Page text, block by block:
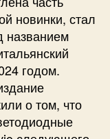
новинки, стал
названием
годом.
о том, что